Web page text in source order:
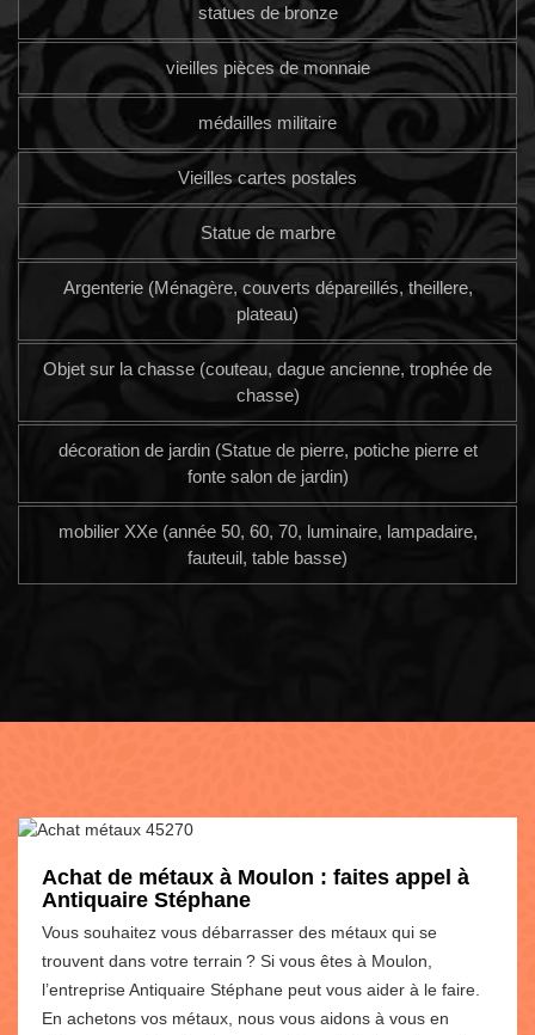
statues de bronze
vieilles pièces de monnaie
médailles militaire
Vieilles cartes postales
Statue de marbre
Argenterie (Ménagère, couverts dépareillés, theillere,
plateau)
Objet sur la chasse (couteau, dague ancienne, trophée de
chasse)
décoration de jardin (Statue de pierre, potiche pierre et
fonte salon de jardin)
mobilier XXe (année 50, 60, 70, luminaire, lampadaire,
fauteuil, table basse)
Achat de métaux à Moulon : faites appel à
Antiquaire Stéphane
Vous souhaitez vous débarrasser des métaux qui se
trouvent dans votre terrain ? Si vous êtes à Moulon,
l’entreprise Antiquaire Stéphane peut vous aider à le faire.
En achetons vos métaux, nous vous aidons à vous en